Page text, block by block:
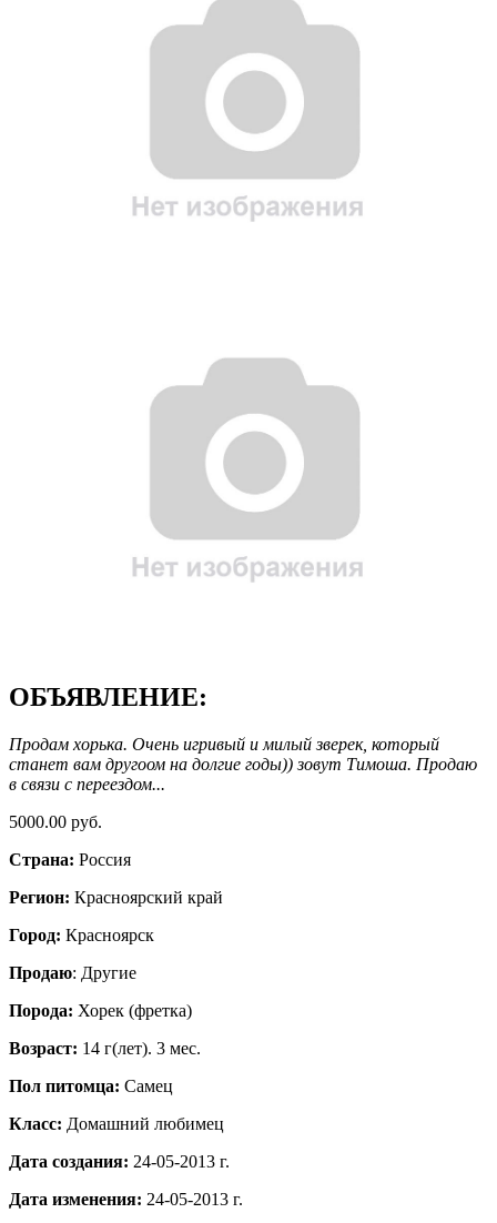
ОБЪЯВЛЕНИЕ:
Продам хорька. Очень игривый и милый зверек, который
станет вам другоом на долгие годы)) зовут Тимоша. Продаю
в связи с переездом...
5000.00 руб.
Страна: Россия
Регион: Красноярский край
Город: Красноярск
Продаю: Другие
Порода: Хорек (фретка)
Возраст: 14 г(лет). 3 мес.
Пол питомца: Самец
Класс: Домашний любимец
Дата создания: 24-05-2013 г.
Дата изменения: 24-05-2013 г.